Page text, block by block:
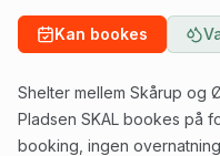
Kan bookes
Shelter mellem Skårup og
Pladsen SKAL bookes på
booking, ingen